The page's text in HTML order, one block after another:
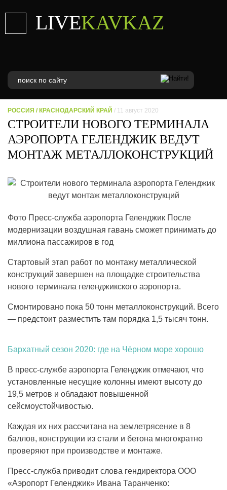
LIVEKAVKAZ
РОССИЯ / КРАСНОДАРСКИЙ КРАЙ / 11 август 2020
СТРОИТЕЛИ НОВОГО ТЕРМИНАЛА
АЭРОПОРТА ГЕЛЕНДЖИК ВЕДУТ
МОНТАЖ МЕТАЛЛОКОНСТРУКЦИЙ
Фото Пресс-служба аэропорта Геленджик После
модернизации воздушная гавань сможет принимать до
миллиона пассажиров в год
Стартовый этап работ по монтажу металлической
конструкций завершен на площадке строительства
нового терминала геленджикского аэропорта.
Смонтировано пока 50 тонн металлоконструкций. Всего
— предстоит разместить там порядка 1,5 тысяч тонн.
Бархатный сезон 2020: где на Чёрном море хорошо
В пресс-службе аэропорта Геленджик отмечают, что
установленные несущие колонны имеют высоту до
19,5 метров и обладают повышенной
сейсмоустойчивостью.
Каждая их них рассчитана на землетрясение в 8
баллов, конструкции из стали и бетона многократно
проверяют при производстве и монтаже.
Пресс-служба приводит слова гендиректора ООО
«Аэропорт Геленджик» Ивана Таранченко: